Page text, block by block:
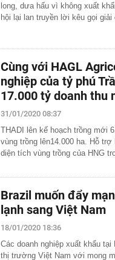
long, dưa hấu vì không xuất
hội lại lan truyền lời kêu gọi
Cùng với HAGL
nghiệp của tỷ phú
17.000 tỷ doanh thu
31/01/2020 08:37
THADI lên kế hoạch trồng mới
vùng trồng lên14.000 ha. Hỗ
diện tích vùng trồng của HNG
Brazil muốn đẩy
lạnh sang Việt Nam
18/01/2020 18:36
Các doanh nghiệp xuất khẩu
thị trường Việt Nam với mong